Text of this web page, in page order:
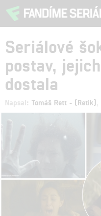
Seriálové
postav,
dostala
Napsal: Tomáš Rett - (Retik)